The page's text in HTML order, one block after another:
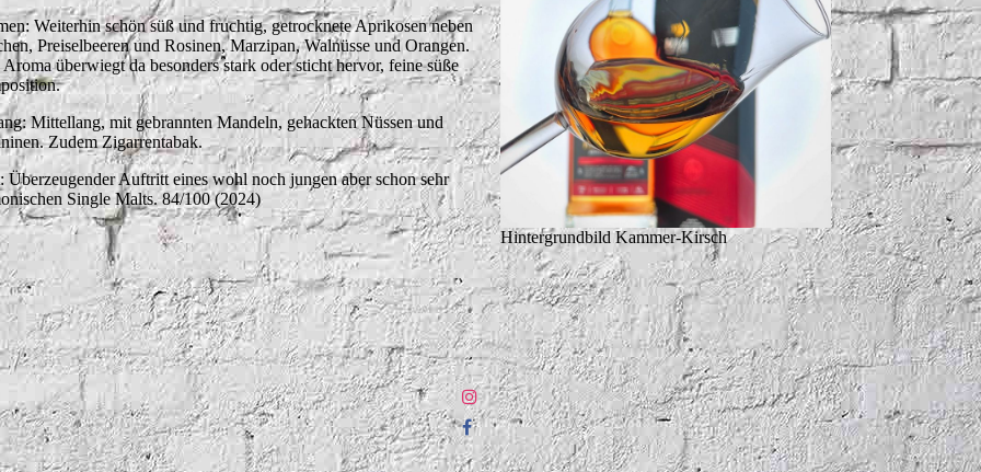
Hintergrundbild Kammer-Kirsch
Weiterhin schön süß und fruchtig, getrocknete Aprikosen neben
Preiselbeeren und Rosinen, Marzipan, Walnüsse und Orangen.
überwiegt da besonders stark oder sticht hervor, feine süße
Mittellang, mit gebrannten Mandeln, gehackten Nüssen und
Zudem Zigarrentabak.
Überzeugender Auftritt eines wohl noch jungen aber schon sehr
Single Malts. 84/100 (2024)